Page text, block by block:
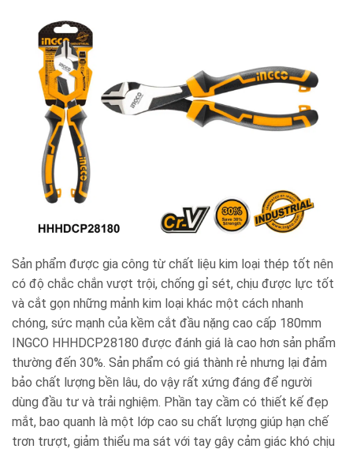
Sản phẩm được gia công từ chất liệu kim loại thép tốt nên
có độ chắc chắn vượt trội, chống gỉ sét, chịu được lực tốt
và cắt gọn những mảnh kim loại khác một cách nhanh
chóng, sức mạnh của kềm cắt đầu nặng cao cấp 180mm
INGCO HHHDCP28180 được đánh giá là cao hơn sản phẩm
thường đến 30%. Sản phẩm có giá thành rẻ nhưng lại đảm
bảo chất lượng bền lâu, do vậy rất xứng đáng để người
dùng đầu tư và trải nghiệm. Phần tay cầm có thiết kế đẹp
mắt, bao quanh là một lớp cao su chất lượng giúp hạn chế
trơn trượt, giảm thiểu ma sát với tay gây cảm giác khó chịu